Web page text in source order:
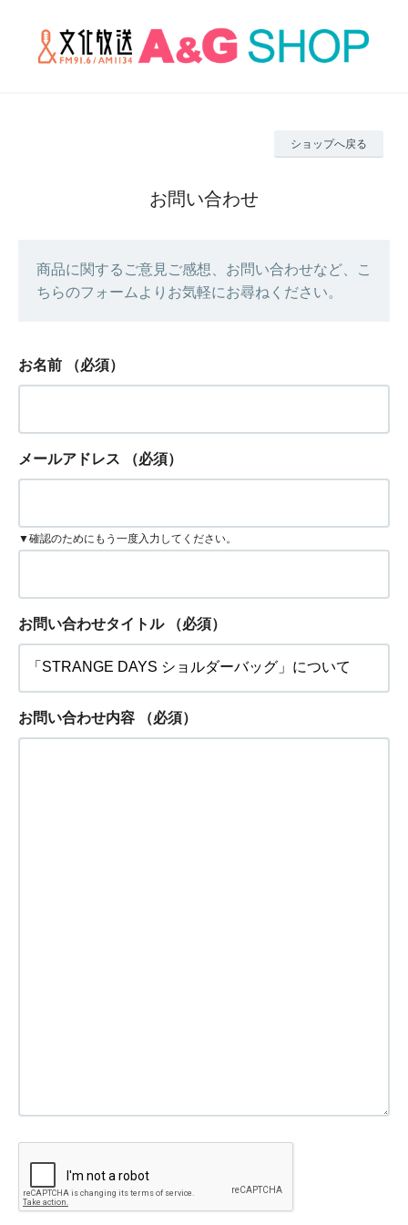
ショップへ戻る
お問い合わせ
商品に関するご意見ご感想、お問い合わせなど、こ
ちらのフォームよりお気軽にお尋ねください。
お名前 （必須）
メールアドレス （必須）
▼確認のためにもう一度入力してください。
お問い合わせタイトル （必須）
お問い合わせ内容 （必須）